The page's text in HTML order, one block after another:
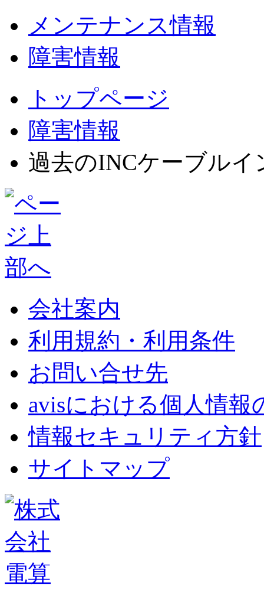
メンテナンス情報
障害情報
トップページ
障害情報
過去のINCケーブル
会社案内
利用規約・利用条件
お問い合せ先
avisにおける個人情
情報セキュリティ方針
サイトマップ